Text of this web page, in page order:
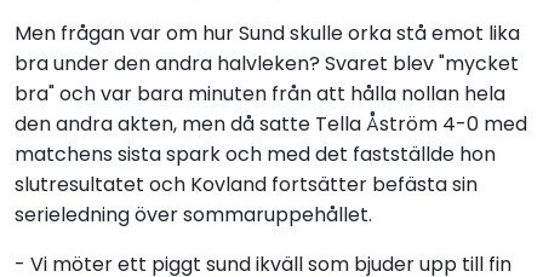
Men frågan var om hur Sund skulle orka stå emot lika
bra under den andra halvleken? Svaret blev "mycket
bra" och var bara minuten från att hålla nollan hela
den andra akten, men då satte Tella Åström 4-0 med
matchens sista spark och med det fastställde hon
slutresultatet och Kovland fortsätter befästa sin
serieledning över sommaruppehållet.
- Vi möter ett piggt sund ikväll som bjuder upp till fin